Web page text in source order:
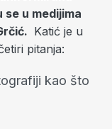
se u medijima
Katić je u
pitanja:
kao što